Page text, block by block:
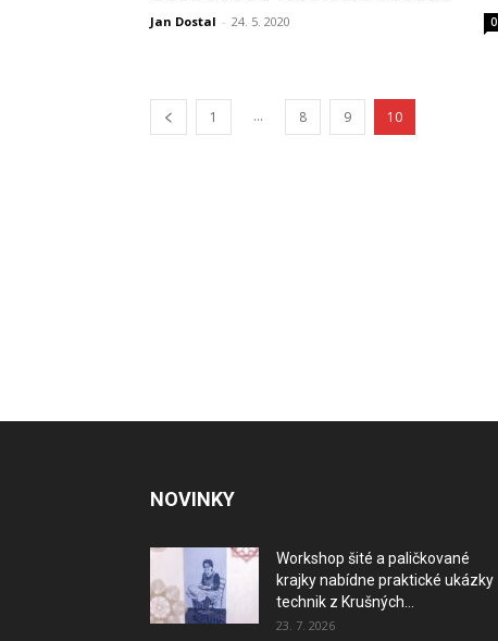
Jan Dostal - 24. 5. 2020 0
1 ... 8 9 10
NOVINKY
Workshop šité a paličkované
krajky nabídne praktické ukázky
technik z Krušných...
23. 7. 2026